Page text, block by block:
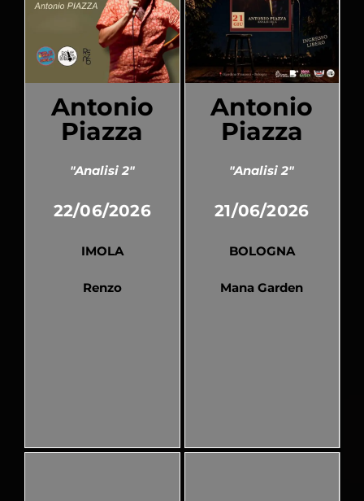
Antonio
Piazza
"Analisi 2"
22/06/2026
IMOLA
Renzo
Antonio
Piazza
"Analisi 2"
21/06/2026
BOLOGNA
Mana Garden